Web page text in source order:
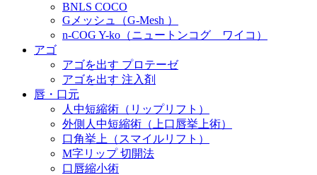
BNLS COCO
Gメッシュ（G-Mesh ）
n-COG Y-ko（ニュートンコグ ワイコ）
アゴ
アゴを出す プロテーゼ
アゴを出す 注入剤
唇・口元
人中短縮術（リップリフト）
外側人中短縮術（上口唇挙上術）
口角挙上（スマイルリフト）
M字リップ 切開法
口唇縮小術